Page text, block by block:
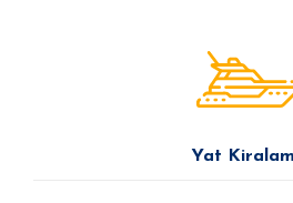
Yat